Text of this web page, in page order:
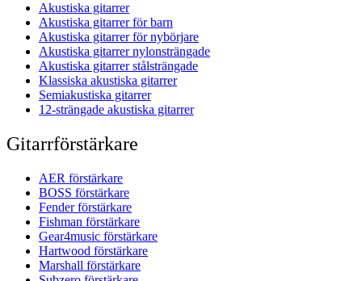
Akustiska gitarrer
Akustiska gitarrer för barn
Akustiska gitarrer för nybörjare
Akustiska gitarrer nylonsträngade
Akustiska gitarrer stålsträngade
Klassiska akustiska gitarrer
Semiakustiska gitarrer
12-strängade akustiska gitarrer
Gitarrförstärkare
AER förstärkare
BOSS förstärkare
Fender förstärkare
Fishman förstärkare
Gear4music förstärkare
Hartwood förstärkare
Marshall förstärkare